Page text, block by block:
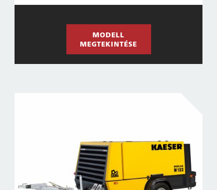
MODELL
MEGTEKINTÉSE